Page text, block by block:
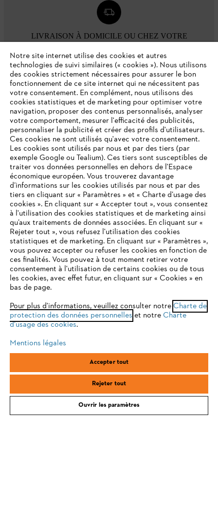
LIVRAISON À DOMICILE OU CHEZ VOTRE
REVENDEUR
RETOUR GRATUIT SOUS 30 JOURS
Modes de paiement
L'Entreprise
Questions / Réponses
Service
Conditions Générales de Vente
Politique de protection des données
VOTRE NAVIGATEUR INTERNET
N'EST PLUS PRIS EN CHARGE
Vous utilisez un navigateur Internet que nous ne prenons plus
en charge, et certaines fonctionnalités de notre site ne
peuvent fonctionner correctement. Pour une utilisation
optimale de notre site, nous vous recommandons de passer à
l'un des navigateurs suivants :
firefox chrome
Notre site internet utilise des cookies et autres
technologies de suivi similaires (« cookies »). Nous utilisons
des cookies strictement nécessaires pour assurer le bon
fonctionnement de ce site internet qui ne nécessitent pas
votre consentement. En complément, nous utilisons des
cookies statistiques et de marketing pour optimiser votre
navigation, proposer des contenus personnalisés, analyser
votre comportement, mesurer l'efficacité des publicités,
personnaliser la publicité et créer des profils d'utilisateurs.
Ces cookies ne sont utilisés qu'avec votre consentement.
Les cookies sont utilisés par nous et par des tiers (par
exemple Google ou Tealium). Ces tiers sont susceptibles de
traiter vos données personnelles en dehors de l'Espace
économique européen. Vous trouverez davantage
d’informations sur les cookies utilisés par nous et par des
tiers en cliquant sur « Paramètres » et « Charte d’usage des
cookies ». En cliquant sur « Accepter tout », vous consentez
à l'utilisation des cookies statistiques et de marketing ainsi
qu’aux traitements de données associées. En cliquant sur «
Rejeter tout », vous refusez l'utilisation des cookies
statistiques et de marketing. En cliquant sur « Paramètres »,
vous pouvez accepter ou refuser les cookies en fonction de
ces finalités. Vous pouvez à tout moment retirer votre
consentement à l'utilisation de certains cookies ou de tous
les cookies, avec effet futur, en cliquant sur « Cookies » en
bas de page.
Pour plus d'informations, veuillez consulter notre Charte de
protection des données personnelles et notre Charte
d'usage des cookies.
Mentions légales
Accepter tout
Rejeter tout
Ouvrir les paramètres